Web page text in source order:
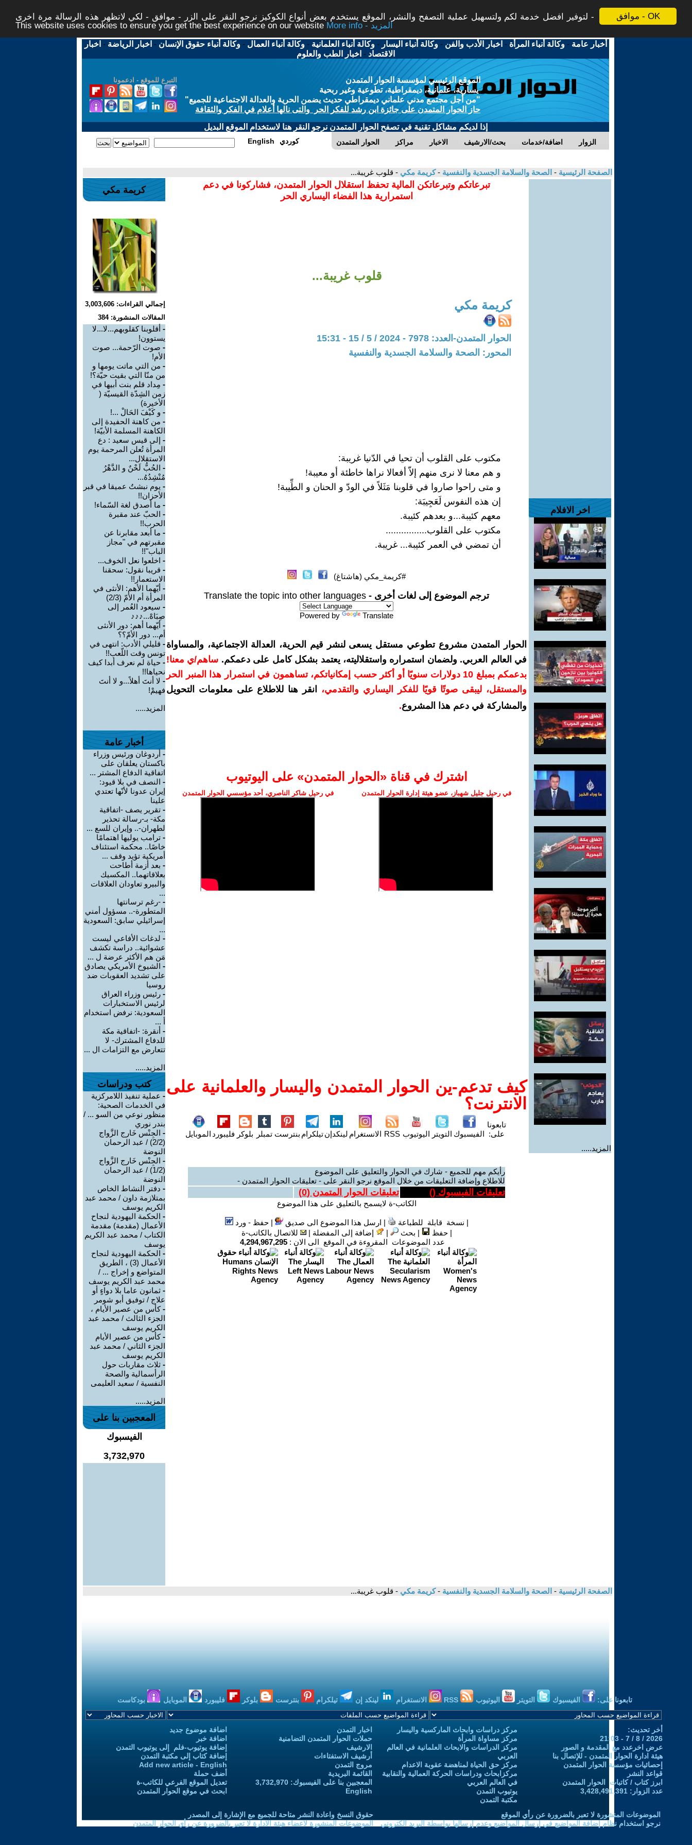
موافق - OK
لتوفير افضل خدمة لكم ولتسهيل عملية التصفح والنشر، الموقع يستخدم بعض أنواع الكوكيز نرجو النقر على الزر - موافق - لكي لاتظهر هذه الرسالة مرة اخرى -
This website uses cookies to ensure you get the best experience on our website
More info - المزيد
أخبار عامة -وكالة أنباء المرأة - اخبار الأدب والفن -وكالة أنباء اليسار -وكالة أنباء العلمانية -وكالة أنباء العمال -وكالة أنباء حقوق الإنسان - اخبار الرياضة - اخبار
الاقتصاد - اخبار الطب والعلوم
التبرع للموقع - ادعمونا
الموقع الرئيسي لمؤسسة الحوار المتمدن
يسارية، علمانية، ديمقراطية، تطوعية وغير ربحية
"من أجل مجتمع مدني علماني ديمقراطي حديث يضمن الحرية والعدالة الاجتماعية للجميع"
حاز الحوار المتمدن على جائزة ابن رشد للفكر الحر والتى نالها أعلام في الفكر والثقافة
إذا لديكم مشاكل تقنية في تصفح الحوار المتمدن نرجو النقر هنا لاستخدام الموقع البديل
الحوار المتمدن مراكز الاخبار بحث/الارشيف اضافة/خدمات الزوار English كوردي
الصفحة الرئيسية - الصحة والسلامة الجسدية والنفسية -كريمة مكي - قلوب غريبة...
اخر الافلام
المزيد.....
تبرعاتكم وتبرعاتكن المالية تحفظ استقلال الحوار المتمدن، فشاركونا في دعم
استمرارية هذا الفضاء اليساري الحر
قلوب غريبة...
كريمة مكي
الحوار المتمدن-العدد: 7978 - 2024 / 5 / 15 - 15:31
المحور: الصحة والسلامة الجسدية والنفسية
مكتوب على القلوب أن تحيا في الدّنيا غريبة:
و هم معنا لا نرى منهم إلاّ أفعالا نراها خاطئة أو معيبة!
و متى راحوا صاروا في قلوبنا مَثَلاً في الودّ و الحنان و الطِّيبة!
إن هذه النفوس لَعَجِيبَة:
معهم كئيبة...و بعدهم كئيبة.
مكتوب على القلوب................
أن تمضي في العمر كئيبة... غريبة.
#كريمة_مكي (هاشتاغ)
ترجم الموضوع إلى لغات أخرى - Translate the topic into other languages
Powered by Translate
الحوار المتمدن مشروع تطوعي مستقل يسعى لنشر قيم الحرية، العدالة الاجتماعية، والمساواة
في العالم العربي. ولضمان استمراره واستقلاليته، يعتمد بشكل كامل على دعمكم. ساهم/ي معنا!
بدعمكم بمبلغ 10 دولارات سنويًا أو أكثر حسب إمكانياتكم، تساهمون في استمرار هذا المنبر الحر
والمستقل، ليبقى صوتًا قويًا للفكر اليساري والتقدمي،
انقر هنا للاطلاع على معلومات التحويل
والمشاركة في دعم هذا المشروع.
اشترك في قناة ‫«الحوار المتمدن» على اليوتيوب
في رحيل جليل شهباز، عضو هيئة إدارة الحوار المتمدن في رحيل شاكر الناصري، أحد مؤسسي الحوار المتمدن
كيف تدعم-ين الحوار المتمدن واليسار والعلمانية على
الانترنت؟
تابعونا
على: الفيسبوك التويتر اليوتيوب RSS الانستغرام لينكدإنتيلكرام بنترست تمبلر بلوكر فليبورد الموبايل
رأيكم مهم للجميع - شارك في الحوار والتعليق على الموضوع
للاطلاع وإضافة التعليقات من خلال الموقع نرجو النقر على - تعليقات الحوار المتمدن -
تعليقات الفيسبوك () تعليقات الحوار المتمدن (0
)
الكاتب-ة لايسمح بالتعليق على هذا الموضوع
| نسخة قابلة للطباعة | ارسل هذا الموضوع الى صديق |حفظ - ورد
|حفظ | بحث | إضافة إلى المفضلة |
للاتصال بالكاتب-ة
عدد الموضوعات المقروءة في الموقع الى الان : 4,294,967,295
كريمة مكي
إجمالي القراءات: 3,003,606
المقالات المنشورة: 384
- أقلوبنا كقلوبهم...لا...لا
يستوون!
- صوت الرّحمة... صوت
الأم!
- من التي ماتت يومها و
من منّا التي بقيت حيّة؟!
- مِداد قلم بنت أبيها في
زمن الشِدّة القيسيّة (
الأخيرة)
- و كَيْفَ الحَالْ ...!
- من كاهنة الحفيدة إلى
الكاهنة المسلمة الأبيّة!
- إلى قيس سعيد : دع
المرأة تُعلن المرحمة يوم
الاستقلال...
- الحُبُّ لَحْنٌ و الدَّهْرُ
مُنْشِدُهُ...
- يوم نبشتُ عميقا في قبر
الأحزان!!
- ما أصدق لغة السّماء!
- الحبّ عند مقبرة
الحرب!!
- ما أبعد مقابرنا عن
مقبرتهم في ʺمجاز
البابʺ!!
- اخلعوا نعل الخوف...
- قريبا نقول: سحقنا
الاستعمار!!
- أيّهما الأهم: الأنثى في
المرأة أم الأمّ (2/3)
- سيعود العُمر إلى
صِبَاهْ...♪♪♪
- أيّهما أهم: دور الأنثى
أم... دور الأمّ؟؟
- قليلي الأدب: انتهى في
تونس وقت اللّعب!!
- حياة لم نعرف أبدا كيف
نحياها!!
- لا أنتَ أهلاً...و لا أنتَ
فهيمْ!
المزيد.....
أخبار عامة
- أردوغان ورئيس وزراء
باكستان يعلقان على
اتفاقية الدفاع المشتر ...
- النصف في بلا قيود:
إيران عدونا لأنّها تعتدي
علينا
- تقرير يصف -اتفاقية
مكة- بـ-رسالة تحذير
لطهران-.. وإيران للسع ...
- ترامب يوليها اهتمامًا
خاصًا.. محكمة استئناف
أمريكية تؤيد وقف ...
- بعد أزمة أطاحت
بعلاقاتهما.. المكسيك
والبيرو تعاودان العلاقات
...
- -رغم ترسانتها
المتطورة-.. مسؤول أمني
إسرائيلي سابق: السعودية
...
- لدغات الأفاعي ليست
عشوائية.. دراسة تكشف
مَن هم الأكثر عرضة ل ...
- الشيوخ الأمريكي يصادق
على تشديد العقوبات ضد
روسيا
- رئيس وزراء العراق
لرئيس الاستخبارات
السعودية: نرفض استخدام
أ ...
- أنقرة: -اتفاقية مكة
للدفاع المشترك- لا
تتعارض مع التزامات ال ...
المزيد.....
كتب ودراسات
- عملية تنفيذ اللامركزية
في الخدمات الصحية:
منظور نوعي من السو ... /
بندر نوري
- الجِنْس خَارج الزَّواج
(2/2) / عبد الرحمان
النوضة
- الجِنْس خَارج الزَّواج
(1/2) / عبد الرحمان
النوضة
- دفتر النشاط الخاص
بمتلازمة داون / محمد عبد
الكريم يوسف
- الحكمة اليهودية لنجاح
الأعمال (مقدمة) مقدمة
الكتاب / محمد عبد الكريم
يوسف
- الحكمة اليهودية لنجاح
الأعمال (3) ، الطريق
المتواضع و إخراج ... /
محمد عبد الكريم يوسف
- ثمانون عاما بلا دواءٍ أو
علاج / توفيق أبو شومر
-كأس من عصير الأيام ،
الجزء الثالث / محمد عبد
الكريم يوسف
-كأس من عصير الأيام
الجزء الثاني / محمد عبد
الكريم يوسف
- ثلاث مقاربات حول
الرأسمالية والصحة
النفسية / سعيد العليمى
المزيد.....
المعجبين بنا على
الفيسبوك
3,732,970
الصفحة الرئيسية - الصحة والسلامة الجسدية والنفسية -كريمة مكي - قلوب غريبة...
تابعونا على: الفيسبوك التويتر اليوتيوب الانستغرام لينكد إن تيلكرام بنترست بلوكر فليبورد الموبايل بودكاست
أخر تحديث:
2026 / 8 / 7 - 21:03
عرض اخرعدد مع المقدمة و الصور
هيئة ادارة الحوار المتمدن - للإتصال بنا
إحصائيات مؤسسة الحوار المتمدن
قواعد النشر
ابرز كتاب / كاتبات الحوار المتمدن
عدد الزوار: 3,428,491,391
مركز دراسات وابحاث الماركسية واليسار
مركز مساواة المرأة
مركز الدراسات والابحاث العلمانية في العالم
العربي
مركز حق الحياة لمناهضة عقوبة الاعدام
مركزابحاث ودراسات الحركة العمالية والنقابية
في العالم العربي
يوتيوب التمدن
مكتبة التمدن
اخبار التمدن
حملات الحوار المتمدن التضامنية
الارشيف
أرشيف الاستفتاءات
مروج التمدن
القائمة البريدية
المعجبين بنا على الفيسبوك: 3,732,970
English
اضافة موضوع جديد
اضافة خبر
إضافة يوتيوب-فلم إلى يوتيوب التمدن
إضافة كتاب إلى مكتبة التمدن
Add new article - English
أضف حملة
تعديل الموقع الفرعي للكاتب-ة
ابحث في موقع الحوار المتمدن
الموضوعات المنشورة لا تعبر بالضرورة عن رأي الموقع
نرجو استخدام نظام إضافة المواضيع في إرسال المواضيع وعدم إرسالها بواسطة البريد الكتروني
حقوق النسخ واعادة النشر متاحة للجميع مع الإشارة إلى المصدر
الموضوعات المنشورة لاعضاء هيئة الادارة لا تعبر بالضرورة عن رأي الحوار المتمدن